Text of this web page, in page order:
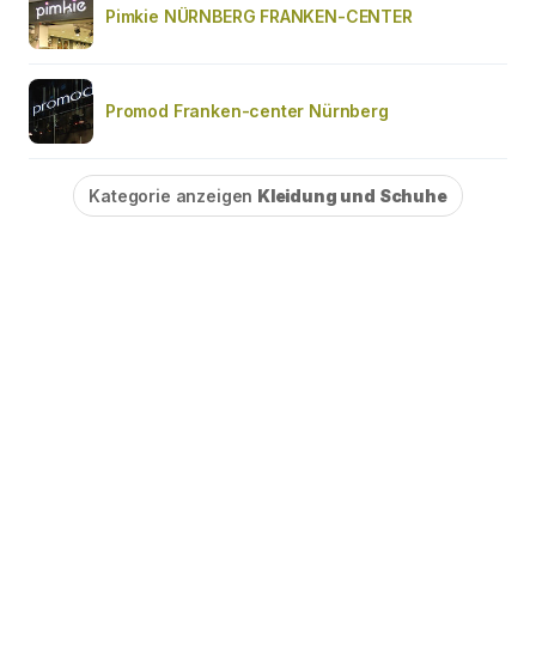
Pimkie NÜRNBERG FRANKEN-CENTER
Promod Franken-center Nürnberg
Kategorie anzeigen Kleidung und Schuhe